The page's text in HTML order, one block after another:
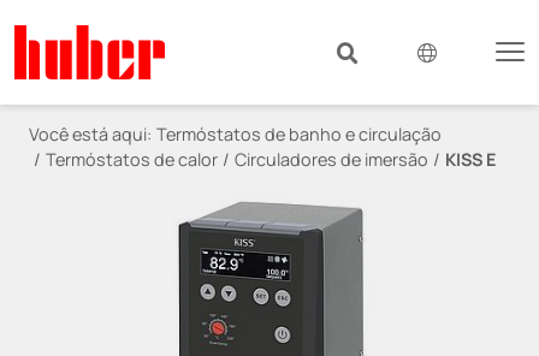
Você está aqui: Termóstatos de banho e circulação
Termóstatos de calor
Circuladores de imersão KISS E